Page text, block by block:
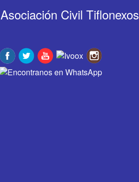
Asociación Civil Tiflonexos